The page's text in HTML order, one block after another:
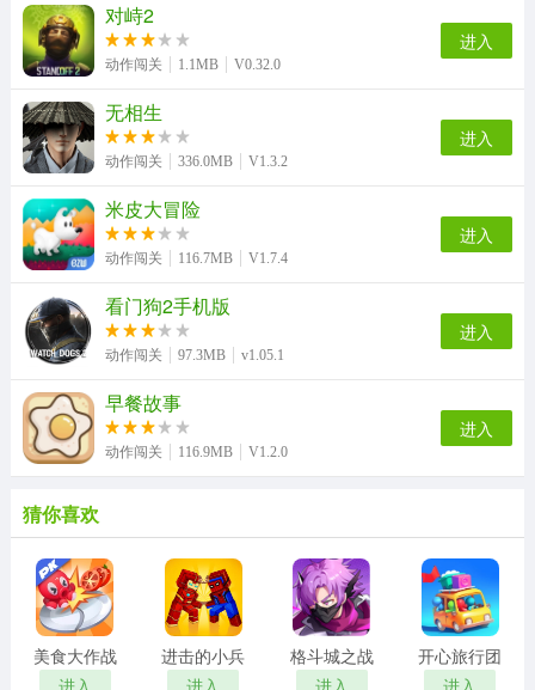
对峙2
动作闯关 1.1MB V0.32.0
进入
无相生
动作闯关 336.0MB V1.3.2
进入
米皮大冒险
动作闯关 116.7MB V1.7.4
进入
看门狗2手机版
动作闯关 97.3MB v1.05.1
进入
早餐故事
动作闯关 116.9MB V1.2.0
进入
猜你喜欢
美食大作战
进击的小兵
格斗城之战
开心旅行团